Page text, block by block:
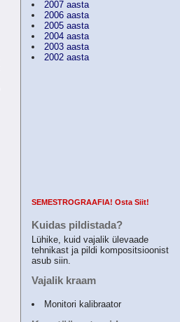
2007 aasta
2006 aasta
2005 aasta
2004 aasta
2003 aasta
2002 aasta
SEMESTROGRAAFIA! Osta Siit!
Kuidas pildistada?
Lühike, kuid vajalik ülevaade
tehnikast ja pildi kompositsioonist
asub siin.
Vajalik kraam
Monitori kalibraator